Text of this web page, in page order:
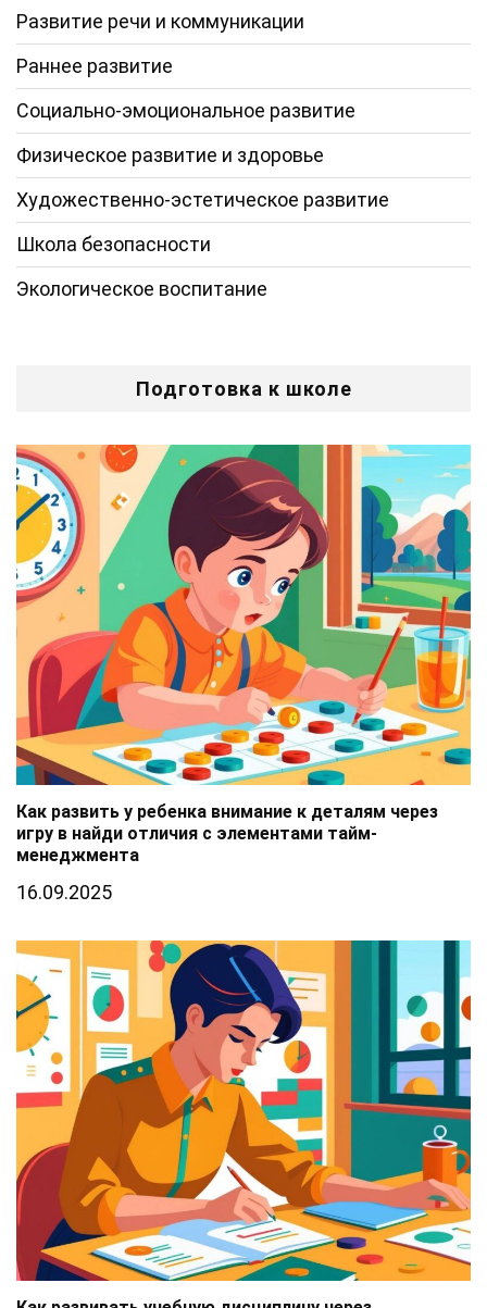
Развитие речи и коммуникации
Раннее развитие
Социально-эмоциональное развитие
Физическое развитие и здоровье
Художественно-эстетическое развитие
Школа безопасности
Экологическое воспитание
Подготовка к школе
Как развить у ребенка внимание к деталям через
игру в найди отличия с элементами тайм-
менеджмента
16.09.2025